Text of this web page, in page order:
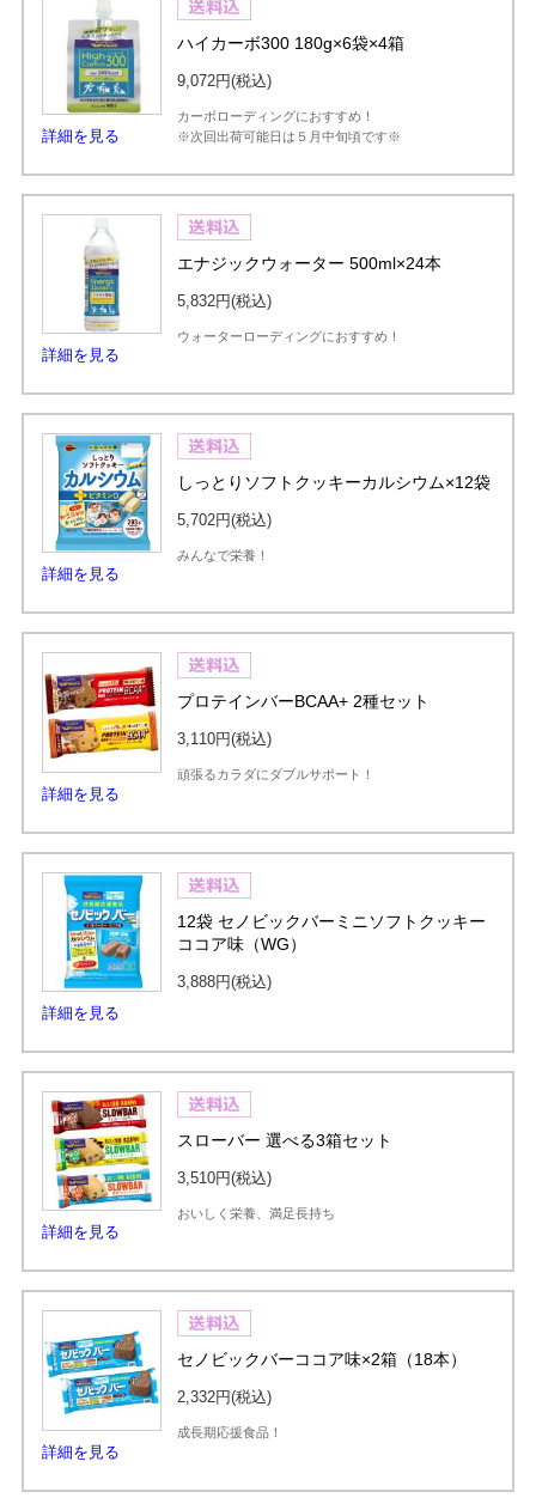
詳細を見る
ハイカーボ300 180g×6袋×4箱
9,072円(税込)
カーボローディングにおすすめ！
※次回出荷可能日は５月中旬頃です※
詳細を見る
エナジックウォーター 500ml×24本
5,832円(税込)
ウォーターローディングにおすすめ！
詳細を見る
しっとりソフトクッキーカルシウム×12袋
5,702円(税込)
みんなで栄養！
詳細を見る
プロテインバーBCAA+ 2種セット
3,110円(税込)
頑張るカラダにダブルサポート！
詳細を見る
12袋 セノビックバーミニソフトクッキー
ココア味（WG）
3,888円(税込)
詳細を見る
スローバー 選べる3箱セット
3,510円(税込)
おいしく栄養、満足長持ち
詳細を見る
セノビックバーココア味×2箱（18本）
2,332円(税込)
成長期応援食品！